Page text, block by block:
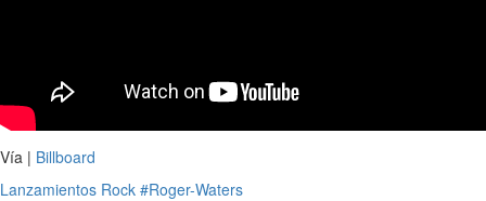
Vía | Billboard
Lanzamientos Rock #Roger-Waters